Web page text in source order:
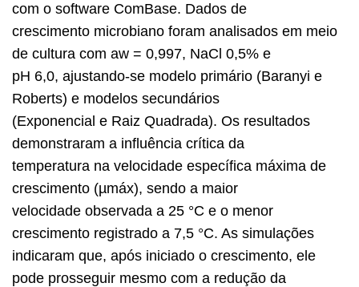
com o software ComBase. Dados de
crescimento microbiano foram analisados em meio
de cultura com aw = 0,997, NaCl 0,5% e
pH 6,0, ajustando-se modelo primário (Baranyi e
Roberts) e modelos secundários
(Exponencial e Raiz Quadrada). Os resultados
demonstraram a influência crítica da
temperatura na velocidade específica máxima de
crescimento (µmáx), sendo a maior
velocidade observada a 25 °C e o menor
crescimento registrado a 7,5 °C. As simulações
indicaram que, após iniciado o crescimento, ele
pode prosseguir mesmo com a redução da